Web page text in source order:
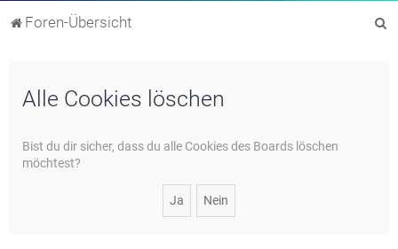
Foren-Übersicht
Alle Cookies löschen
Bist du dir sicher, dass du alle Cookies des Boards löschen
möchtest?